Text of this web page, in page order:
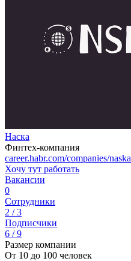
Наска
Финтех-компания
career.habr.com/companies/naska
Хочу тут работать
Вакансии
0
Сотрудники
2 / 3
Подписчики
6 / 9
Размер компании
От 10 до 100 человек